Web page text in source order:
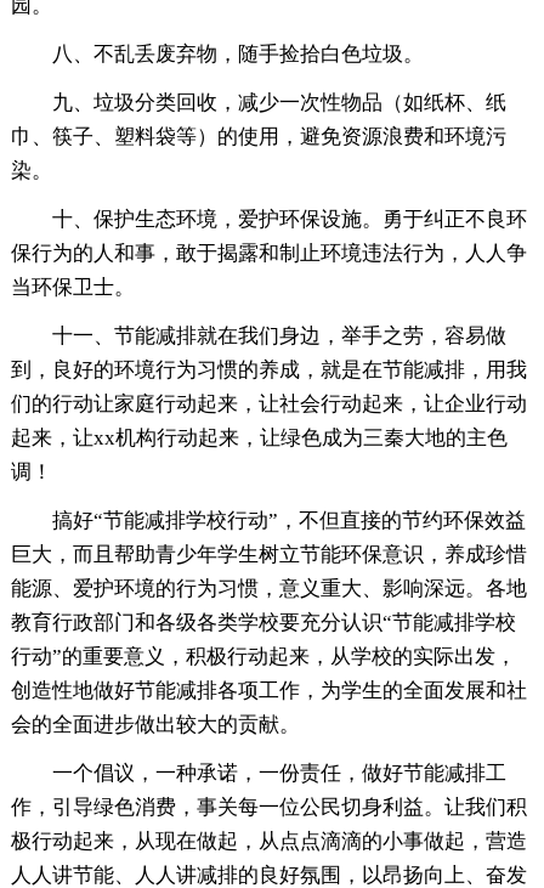
园。
八、不乱丢废弃物，随手捡拾白色垃圾。
九、垃圾分类回收，减少一次性物品（如纸杯、纸
巾、筷子、塑料袋等）的使用，避免资源浪费和环境污
染。
十、保护生态环境，爱护环保设施。勇于纠正不良环
保行为的人和事，敢于揭露和制止环境违法行为，人人争
当环保卫士。
十一、节能减排就在我们身边，举手之劳，容易做
到，良好的环境行为习惯的养成，就是在节能减排，用我
们的行动让家庭行动起来，让社会行动起来，让企业行动
起来，让xx机构行动起来，让绿色成为三秦大地的主色
调！
搞好“节能减排学校行动”，不但直接的节约环保效益
巨大，而且帮助青少年学生树立节能环保意识，养成珍惜
能源、爱护环境的行为习惯，意义重大、影响深远。各地
教育行政部门和各级各类学校要充分认识“节能减排学校
行动”的重要意义，积极行动起来，从学校的实际出发，
创造性地做好节能减排各项工作，为学生的全面发展和社
会的全面进步做出较大的贡献。
一个倡议，一种承诺，一份责任，做好节能减排工
作，引导绿色消费，事关每一位公民切身利益。让我们积
极行动起来，从现在做起，从点点滴滴的小事做起，营造
人人讲节能、人人讲减排的良好氛围，以昂扬向上、奋发